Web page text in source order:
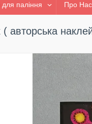
паління Про Нас
( авторська